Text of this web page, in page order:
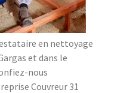
en nettoyage
et dans le
nous
Couvreur 31